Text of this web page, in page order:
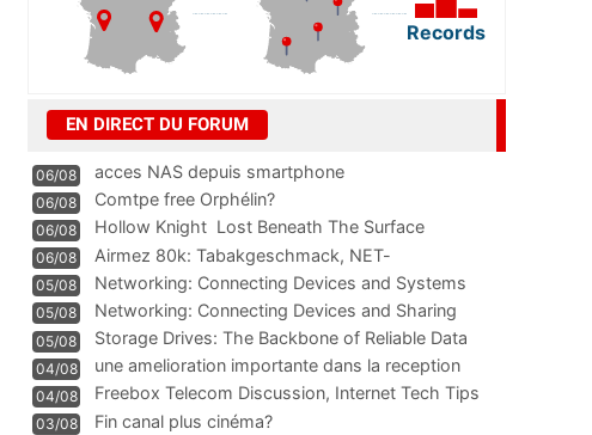
Records
EN DIRECT DU FORUM
06/08 acces NAS depuis smartphone
06/08 Comtpe free Orphélin?
06/08 Hollow Knight  Lost Beneath The Surface
06/08
Airmez 80k: Tabakgeschmack, NET-
Technologie und Leistung im
05/08 Networking: Connecting Devices and Systems
05/08
Networking: Connecting Devices and Sharing
Information
05/08
Storage Drives: The Backbone of Reliable Data
Management
04/08
une amelioration importante dans la reception
WIFI
04/08
Freebox Telecom Discussion, Internet Tech Tips
Communi
03/08 Fin canal plus cinéma?